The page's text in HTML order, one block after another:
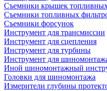
Съемники крышек топливных
Съемники топливных
Съемники форсунок
Инструмент для трансмиссии
Инструмент для сцепления
Инструмент для турбины
Инструмент для
Иной шиномонтажный
Головки для шиномонтажа
Измерители глубины